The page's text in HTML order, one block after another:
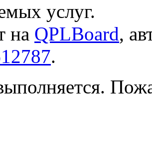
услуг.
на QPLBoard,
.